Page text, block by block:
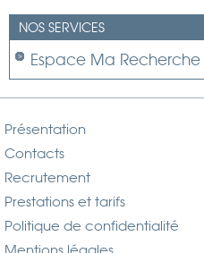
NOS SERVICES
Espace Ma Recherche
Présentation
Contacts
Recrutement
Prestations et tarifs
Politique de confidentialité